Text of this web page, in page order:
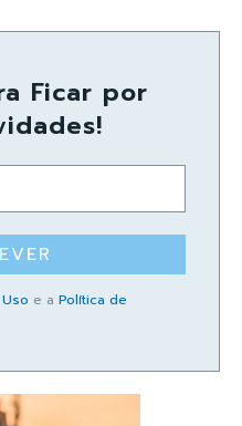
Ficar por
e a Política de